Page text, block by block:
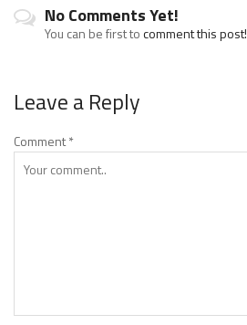
No Comments Yet!
You can be first tocomment this post!
Leave a Reply
Comment*